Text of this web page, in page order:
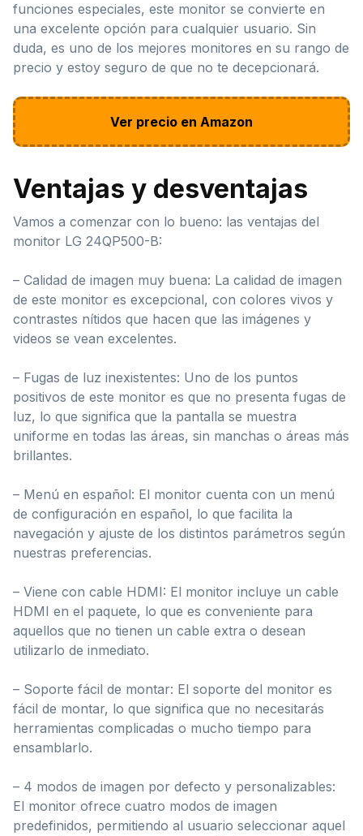
funciones especiales, este monitor se convierte en
una excelente opción para cualquier usuario. Sin
duda, es uno de los mejores monitores en su rango de
precio y estoy seguro de que no te decepcionará.
Ver precio en Amazon
Ventajas y desventajas
Vamos a comenzar con lo bueno: las ventajas del
monitor LG 24QP500-B:
– Calidad de imagen muy buena: La calidad de imagen
de este monitor es excepcional, con colores vivos y
contrastes nítidos que hacen que las imágenes y
videos se vean excelentes.
– Fugas de luz inexistentes: Uno de los puntos
positivos de este monitor es que no presenta fugas de
luz, lo que significa que la pantalla se muestra
uniforme en todas las áreas, sin manchas o áreas más
brillantes.
– Menú en español: El monitor cuenta con un menú
de configuración en español, lo que facilita la
navegación y ajuste de los distintos parámetros según
nuestras preferencias.
– Viene con cable HDMI: El monitor incluye un cable
HDMI en el paquete, lo que es conveniente para
aquellos que no tienen un cable extra o desean
utilizarlo de inmediato.
– Soporte fácil de montar: El soporte del monitor es
fácil de montar, lo que significa que no necesitarás
herramientas complicadas o mucho tiempo para
ensamblarlo.
– 4 modos de imagen por defecto y personalizables:
El monitor ofrece cuatro modos de imagen
predefinidos, permitiendo al usuario seleccionar aquel